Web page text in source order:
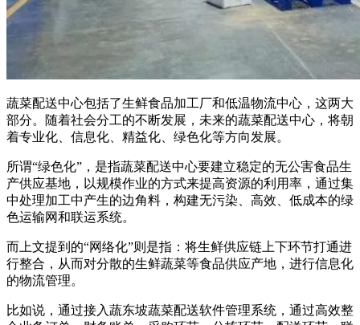
蔬菜配送中心包括了生鲜食品加工厂和低温物流中心，这两大
部分。随着社会分工的不断发展，未来的蔬菜配送中心，将朝
着专业化、信息化、精益化、绿色化等方向发展。
所谓“绿色化”，是指蔬菜配送中心要建立稳定的无公害食品生
产供应基地，以规模作业的方式来提高资源的利用率，通过集
中处理加工中产生的边角料，构建无污染、高效、低成本的绿
色运输网和联运系统。
而上文提到的“网络化”则是指：将生鲜供应链上下环节打通进
行整合，从而对分散的生鲜蔬菜等食品供应产地，进行信息化
的物流管理。
比如说，通过接入蔬东坡蔬菜配送软件管理系统，通过高效整